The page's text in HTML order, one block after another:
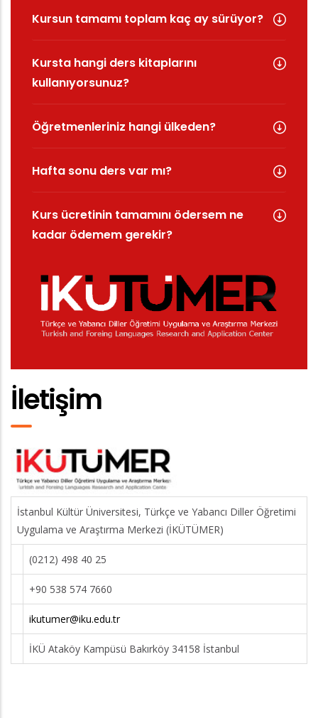
Kursun tamamı toplam kaç ay sürüyor?
Kursta hangi ders kitaplarını
kullanıyorsunuz?
Öğretmenleriniz hangi ülkeden?
Hafta sonu ders var mı?
Kurs ücretinin tamamını ödersem ne
kadar ödemem gerekir?
İletişim
İstanbul Kültür Üniversitesi, Türkçe ve Yabancı Diller Öğretimi
Uygulama ve Araştırma Merkezi (İKÜTÜMER)
(0212) 498 40 25
+90 538 574 7660
ikutumer@iku.edu.tr
İKÜ Ataköy Kampüsü Bakırköy 34158 İstanbul